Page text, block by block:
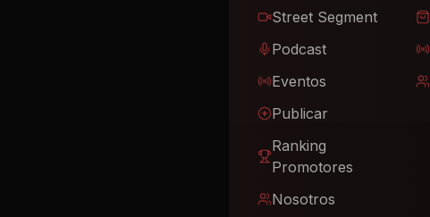
Street Segment
Podcast
Eventos
Publicar
Ranking
Promotores
Nosotros